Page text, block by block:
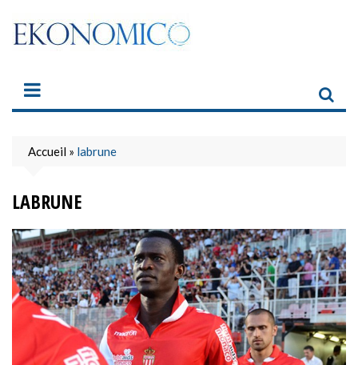
content
Accueil » labrune
LABRUNE